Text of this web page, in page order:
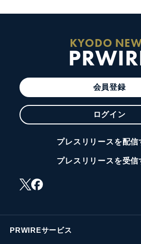
KYODO
会員登録
ログイン
プレスリリースを配信
プレスリリースを受信
PRWIREサービス